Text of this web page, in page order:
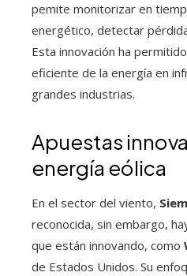
pemite monitorizar en
energético, detectar
Esta innovación ha
eficiente de la energía en
grandes industrias.
Apuestas
energía eólica
En el sector del viento,
reconocida, sin embargo,
que están innovando, como
de Estados Unidos. Su